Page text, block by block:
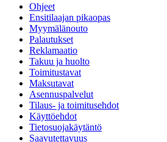
Ohjeet
Ensitilaajan pikaopas
Myymälänouto
Palautukset
Reklamaatio
Takuu ja huolto
Toimitustavat
Maksutavat
Asennuspalvelut
Tilaus- ja toimitusehdot
Käyttöehdot
Tietosuojakäytäntö
Saavutettavuus